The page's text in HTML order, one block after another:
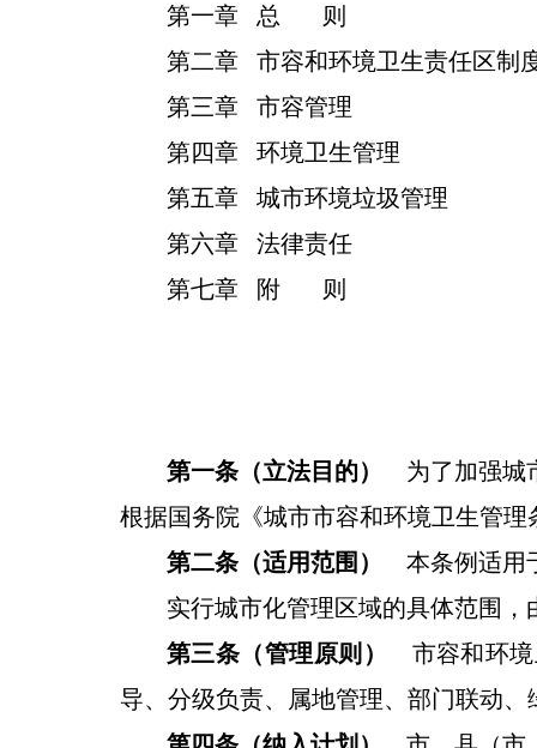
第一章 总
则
第二章
市容和环境卫生责任区制
第三章
市容管理
第四章
环境卫生管理
第五章
城市环境垃圾管理
第六章
法律责任
第七章
附 则
第一条（立法目的）
为了加强城
根据国务院《城市市容和环境卫生管
第二条（适用范围）
本条例适用
实行城市化管理区域的具体范围，
第三条（管理原则）
市容和环
导、分级负责、属地管理、部门联动